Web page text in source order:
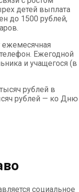
детей выплата
до 1500 рублей,
ежемесячная
Ежегодной
и учащегося (в
рублей в
рублей — ко Дню
социальное